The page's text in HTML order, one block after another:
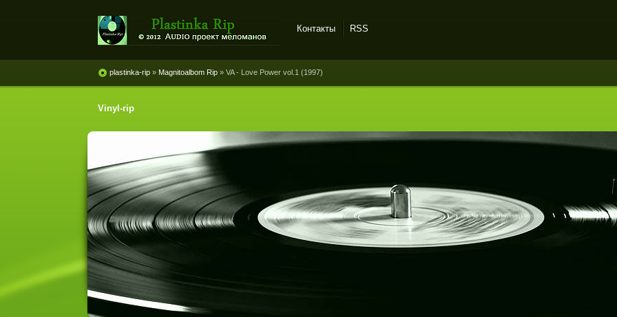
винила и магнитоальбомов
Контакты RSS
plastinka-rip » Magnitoalbom Rip » VA - Love Power vol.1 (1997)
Vinyl-rip